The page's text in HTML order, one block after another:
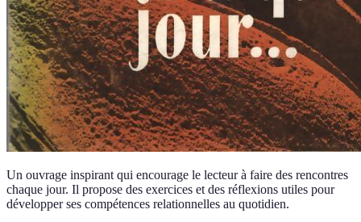
Un ouvrage inspirant qui encourage le lecteur à faire des rencontres
chaque jour. Il propose des exercices et des réflexions utiles pour
développer ses compétences relationnelles au quotidien.